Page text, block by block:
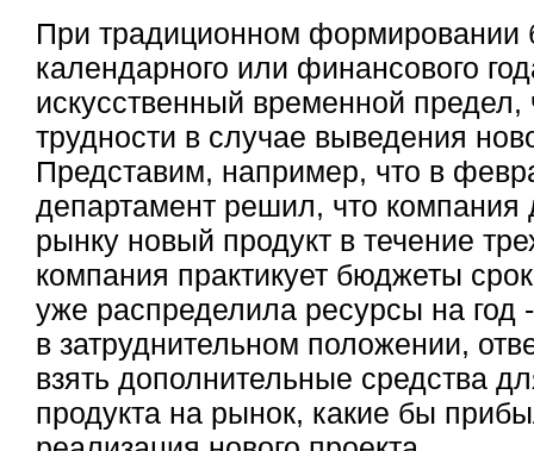
При традиционном формировании
календарного или финансового
искусственный временной предел,
трудности в случае выведения
Представим, например, что в
департамент решил, что компания
рынку новый продукт в течение
компания практикует бюджеты
уже распределила ресурсы на год
в затруднительном положении,
взять дополнительные средства
продукта на рынок, какие бы